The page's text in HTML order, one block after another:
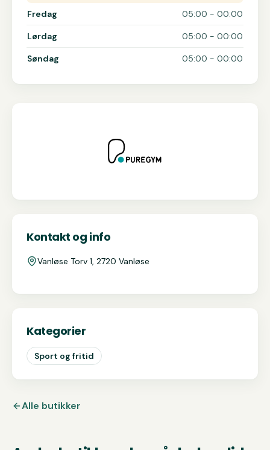
Fredag 05:00 - 00:00
Lørdag 05:00 - 00:00
Søndag 05:00 - 00:00
Kontakt og info
Vanløse Torv 1, 2720 Vanløse
Kategorier
Sport og fritid
Alle butikker